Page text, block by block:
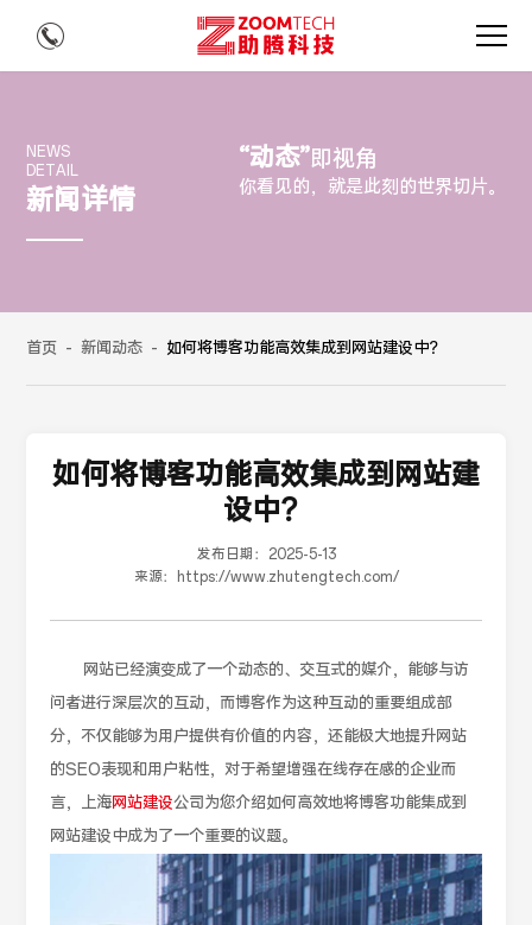
NEWS
DETAIL
新闻详情
“动态”即视角
你看见的，就是此刻的世界切片。
首页 - 新闻动态 - 如何将博客功能高效集成到网站建设中？
如何将博客功能高效集成到网站建
设中？
发布日期：
2025-5-13
来源：
https://www.zhutengtech.com/
网站已经演变成了一个动态的、交互式的媒介，能够与访
问者进行深层次的互动，而博客作为这种互动的重要组成部
分，不仅能够为用户提供有价值的内容，还能极大地提升网站
的SEO表现和用户粘性，对于希望增强在线存在感的企业而
言，上海网站建设公司为您介绍如何高效地将博客功能集成到
网站建设中成为了一个重要的议题。